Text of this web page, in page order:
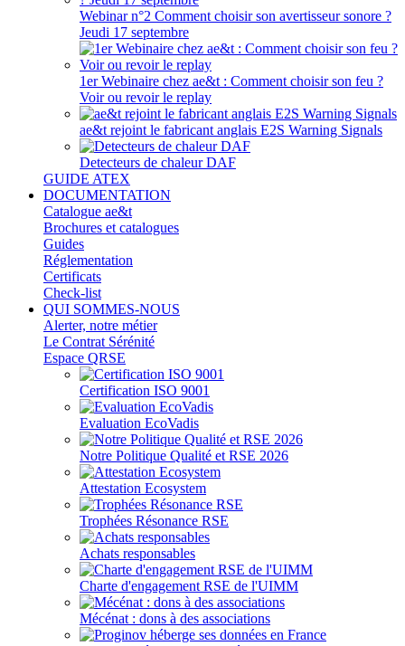
Webinar n°2 Comment choisir son avertisseur sonore ?
Jeudi 17 septembre
1er Webinaire chez ae&t : Comment choisir son feu ?
Voir ou revoir le replay
ae&t rejoint le fabricant anglais E2S Warning Signals
Detecteurs de chaleur DAF
GUIDE ATEX
DOCUMENTATION
Catalogue ae&t
Brochures et catalogues
Guides
Réglementation
Certificats
Check-list
QUI SOMMES-NOUS
Alerter, notre métier
Le Contrat Sérénité
Espace QRSE
Certification ISO 9001
Evaluation EcoVadis
Notre Politique Qualité et RSE 2026
Attestation Ecosystem
Trophées Résonance RSE
Achats responsables
Charte d'engagement RSE de l'UIMM
Mécénat : dons à des associations